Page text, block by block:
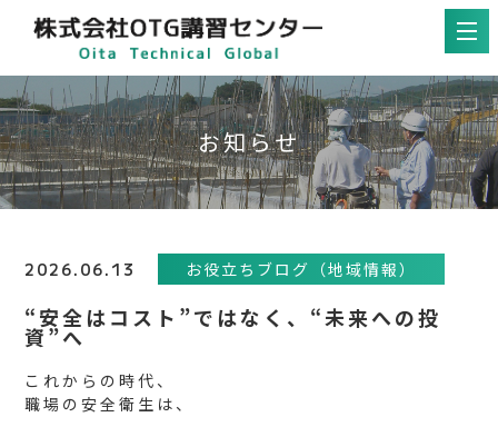
お知らせ
2026.06.13 お役立ちブログ（地域情報）
“安全はコスト”ではなく、“未来への投
資”へ
これからの時代、
職場の安全衛生は、